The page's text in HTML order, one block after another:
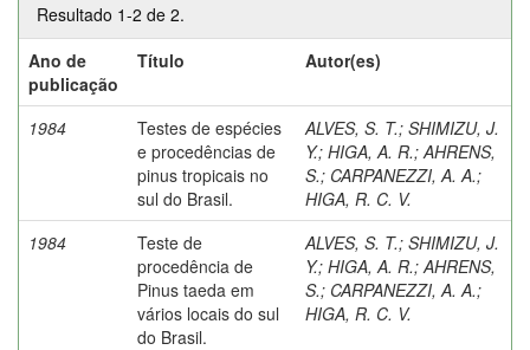
Resultado 1-2 de 2.
Ano de
publicação
Título Autor(es)
1984
Testes de espécies
e procedências de
pinus tropicais no
sul do Brasil.
ALVES, S. T.; SHIMIZU, J.
Y.; HIGA, A. R.; AHRENS,
S.; CARPANEZZI, A. A.;
HIGA, R. C. V.
1984
Teste de
procedência de
Pinus taeda em
vários locais do sul
do Brasil.
ALVES, S. T.; SHIMIZU, J.
Y.; HIGA, A. R.; AHRENS,
S.; CARPANEZZI, A. A.;
HIGA, R. C. V.